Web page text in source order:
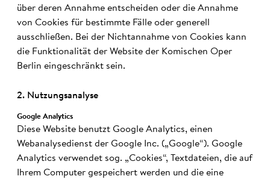
über deren Annahme entscheiden oder die Annahme
von Cookies für bestimmte Fälle oder generell
ausschließen. Bei der Nichtannahme von Cookies kann
die Funktionalität der Website der Komischen Oper
Berlin eingeschränkt sein.
2. Nutzungs­ana­lyse
Google Ana­ly­tics
Diese Website benutzt Google Analytics, einen
Webanalysedienst der Google Inc. („Google“). Google
Analytics verwendet sog. „Cookies“, Textdateien, die auf
Ihrem Computer gespeichert werden und die eine